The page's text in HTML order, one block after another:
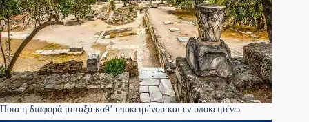
Ποια η διαφορά μεταξύ καθ’ υποκειμένου και εν υποκειμένω